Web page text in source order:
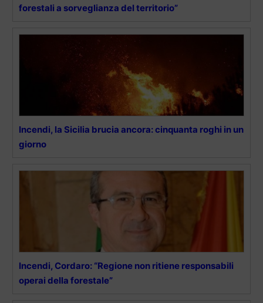
forestali a sorveglianza del territorio”
Incendi, la Sicilia brucia ancora: cinquanta roghi in un
giorno
Incendi, Cordaro: “Regione non ritiene responsabili
operai della forestale”